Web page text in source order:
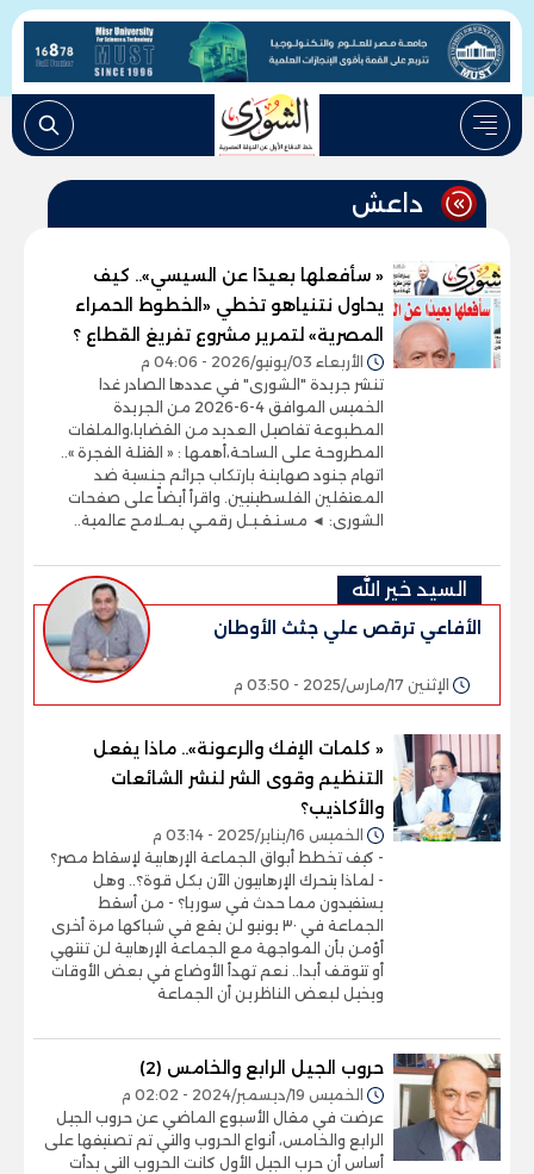
داعش
« سأفعلها بعيدًا عن السيسي».. كيف
يحاول نتنياهو تخطي «الخطوط الحمراء
المصرية» لتمرير مشروع تفريغ القطاع ؟
الأربعاء 03/يونيو/2026 - 04:06 م
تنشر جريدة "الشورى" في عددها الصادر غدا
الخميس الموافق 4-6-2026 من الجريدة
المطبوعة تفاصيل العديد من القضايا،والملفات
المطروحة على الساحة،أهمها : « القتلة الفجرة »..
اتهام جنود صهاينة بارتكاب جرائم جنسية ضد
المعتقلين الفلسطينيين. واقرأ أيضاً على صفحات
الشورى: ◄ مسـتـقـبـل رقمـي بمـلامح عالمية..
السيد خير الله
الأفاعي ترقص علي جثث الأوطان
الإثنين 17/مارس/2025 - 03:50 م
« كلمات الإفك والرعونة».. ماذا يفعل
التنظيم وقوى الشر لنشر الشائعات
والأكاذيب؟
الخميس 16/يناير/2025 - 03:14 م
- كيف تخطط أبواق الجماعة الإرهابية لإسقاط مصر؟
- لماذا يتحرك الإرهابيون الآن بكل قوة؟.. وهل
يستفيدون مما حدث في سوريا؟ - من أسقط
الجماعة في ٣٠ يونيو لن يقع في شباكها مرة أخرى
أؤمن بأن المواجهة مع الجماعة الإرهابية لن تنتهي
أو تتوقف أبدا.. نعم تهدأ الأوضاع في بعض الأوقات
ويخيل لبعض الناظرين أن الجماعة
حروب الجيل الرابع والخامس (2)
الخميس 19/ديسمبر/2024 - 02:02 م
عرضت في مقال الأسبوع الماضي عن حروب الجيل
الرابع والخامس، أنواع الحروب والتي تم تصنيفها على
أساس أن حرب الجيل الأول كانت الحروب التي بدأت